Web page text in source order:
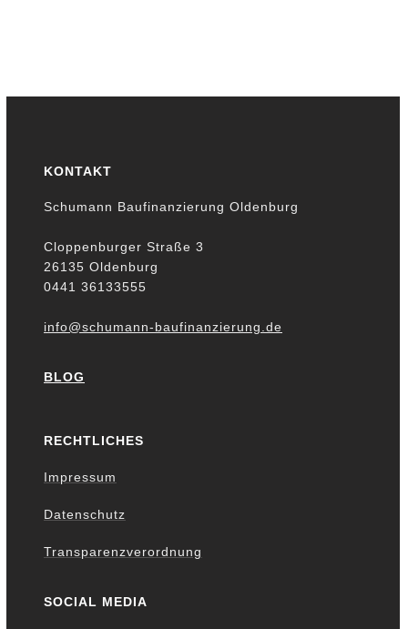
KONTAKT
Schumann Baufinanzierung Oldenburg
Cloppenburger Straße 3
26135 Oldenburg
0441 36133555
info@schumann-baufinanzierung.de
BLOG
RECHTLICHES
Impressum
Datenschutz
Transparenzverordnung
SOCIAL MEDIA